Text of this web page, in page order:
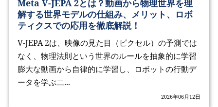
Meta V-JEPA 2とは？動画から物理世界を理
解する世界モデルの仕組み、メリット、ロボ
ティクスでの応用を徹底解説！
V-JEPA 2は、映像の見た目（ピクセル）の予測では
なく、物理法則という世界のルールを抽象的に学習
膨大な動画から自律的に学習し、ロボットの行動デ
ータを学ぶ二...
2026年06月12日